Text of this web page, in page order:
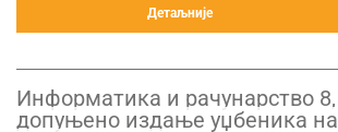
Детаљније
Информатика и рачунарство 8,
допуњено издање уџбеника на